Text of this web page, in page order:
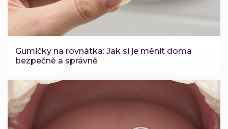
Gumičky na rovnátka: Jak si je měnit doma
bezpečně a správně